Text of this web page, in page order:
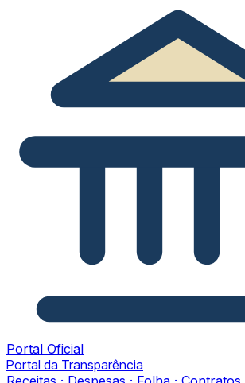
Portal Oficial
Portal da Transparência